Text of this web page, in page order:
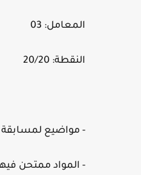
المعامل: 03
النقطة: 20/20
- مواضيع
- المواد ممتحن